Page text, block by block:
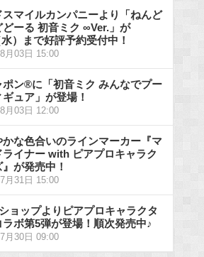
スマイルカンパニーより「ねんど
どーる 初音ミク ∞Ver.」が
）まで好評予約受付中！
月03日 15:00
ポン®に「初音ミク みんなでプー
ュア」が登場！
月03日 12:00
かな色合いのラインマーカー『マ
ライナー with ピアプロキャラク
が発売中！
月31日 15:00
ョップよりピアプロキャラクタ
ラボ第5弾が登場！順次発売中♪
月30日 09:00